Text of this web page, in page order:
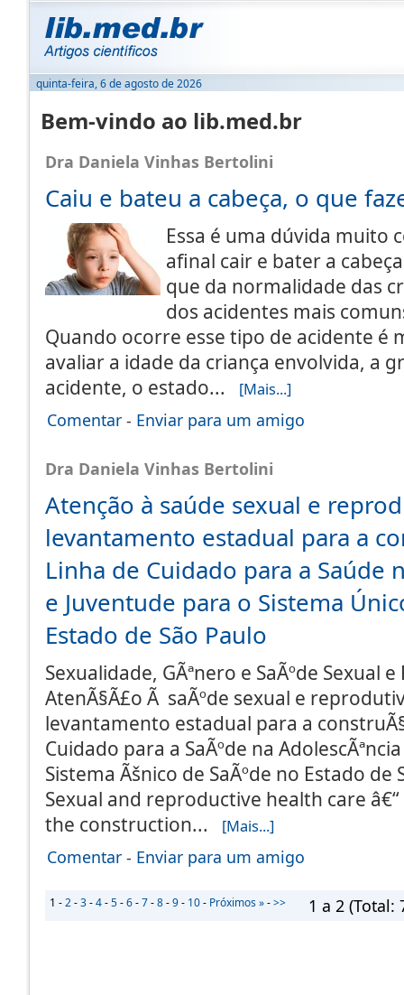
quinta-feira, 6 de agosto de 2026
Bem-vindo ao lib.med.br
Dra Daniela Vinhas Bertolini
Caiu e bateu a cabeça, o que
Essa é uma dúvida muito
afinal cair e bater a
que da normalidade das
dos acidentes mais
Quando ocorre esse tipo de acidente é
avaliar a idade da criança envolvida, a
acidente, o estado...
[Mais...]
Comentar - Enviar para um amigo
Dra Daniela Vinhas Bertolini
Atenção à saúde sexual e
levantamento estadual para a
Linha de Cuidado para a Saúde
e Juventude para o Sistema
Estado de São Paulo
Sexualidade, GÃªnero e SaÃºde Sexual
AtenÃ§Ã£o Ã saÃºde sexual e
levantamento estadual para a
Cuidado para a SaÃºde na
Sistema Ãšnico de SaÃºde no Estado de
Sexual and reproductive health care
the construction...
[Mais...]
Comentar - Enviar para um amigo
1 -2-3-4-5-6-7-8-9- 10- Próximos »->> 1 a 2 (Total: